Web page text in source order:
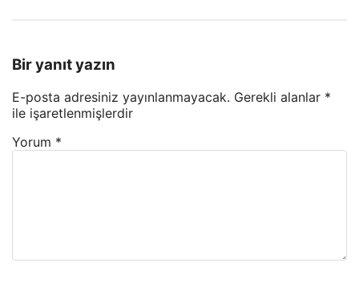
Bir yanıt yazın
E-posta adresiniz yayınlanmayacak. Gerekli alanlar *
ile işaretlenmişlerdir
Yorum *